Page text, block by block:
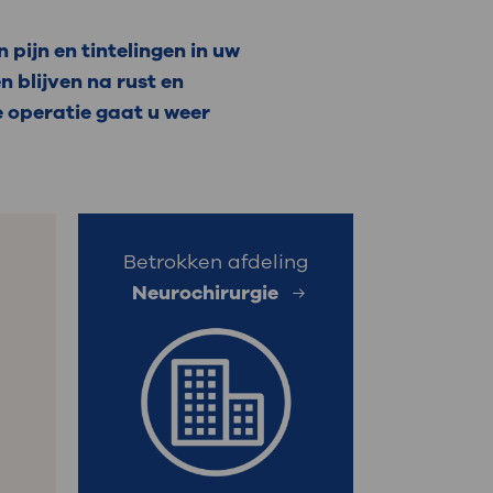
: naar uw dossier
Inloggen MijnOLVG
pijn en tintelingen in uw
blijven na rust en
operatie gaat u weer
Betrokken afdeling
Neurochirurgie